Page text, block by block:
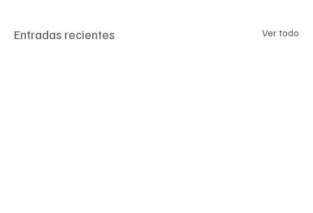
Entradas recientes Ver todo